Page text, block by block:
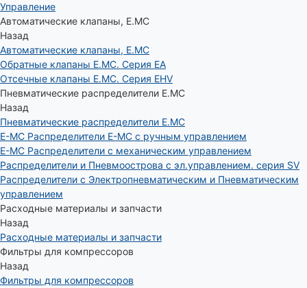
Управление
Автоматические клапаны, Е.МС
Назад
Автоматические клапаны, Е.МС
Обратные клапаны E.MC. Серия EA
Отсечные клапаны E.MC. Серия EHV
Пневматические распределители E.MC
Назад
Пневматические распределители E.MC
E-MC Распределители E-MC с ручным управлением
E-MC Распределители с механическим управлением
Распределители и Пневмоострова с эл.управлением. серия SV
Распределители с Электропневматическим и Пневматическим
управлением
Расходные материалы и запчасти
Назад
Расходные материалы и запчасти
Фильтры для компрессоров
Назад
Фильтры для компрессоров